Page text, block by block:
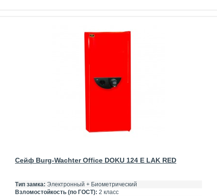
Сейф Burg-Wachter Office DOKU 124 E LAK RED
Тип замка: Электронный + Биометрический
Взломостойкость (по ГОСТ): 2 класс